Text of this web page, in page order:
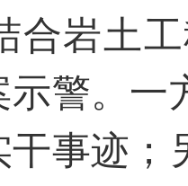
岩土工
示警。一
干事迹；